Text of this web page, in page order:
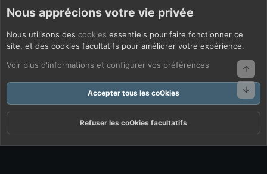
Nous apprécions votre vie privée
Nous utilisons des cookies essentiels pour faire fonctionner ce
site, et des cookies facultatifs pour améliorer votre expérience.
Voir plus d'informations et configurer vos préférences
Accepter tous les coOkies
Refuser les coOkies facultatifs